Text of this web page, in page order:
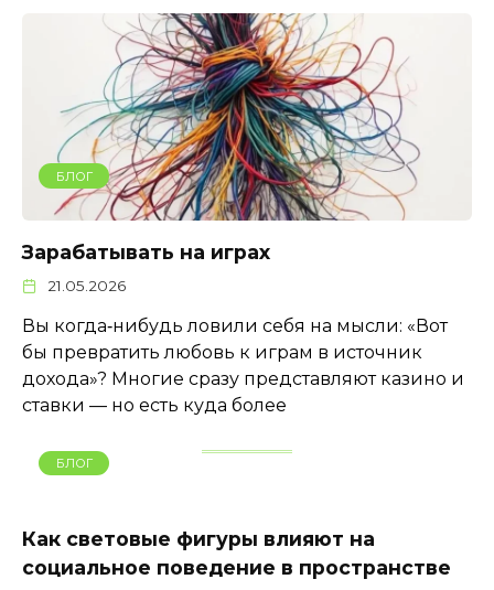
БЛОГ
Зарабатывать на играх
21.05.2026
Вы когда‑нибудь ловили себя на мысли: «Вот
бы превратить любовь к играм в источник
дохода»? Многие сразу представляют казино и
ставки — но есть куда более
БЛОГ
Как световые фигуры влияют на
социальное поведение в пространстве